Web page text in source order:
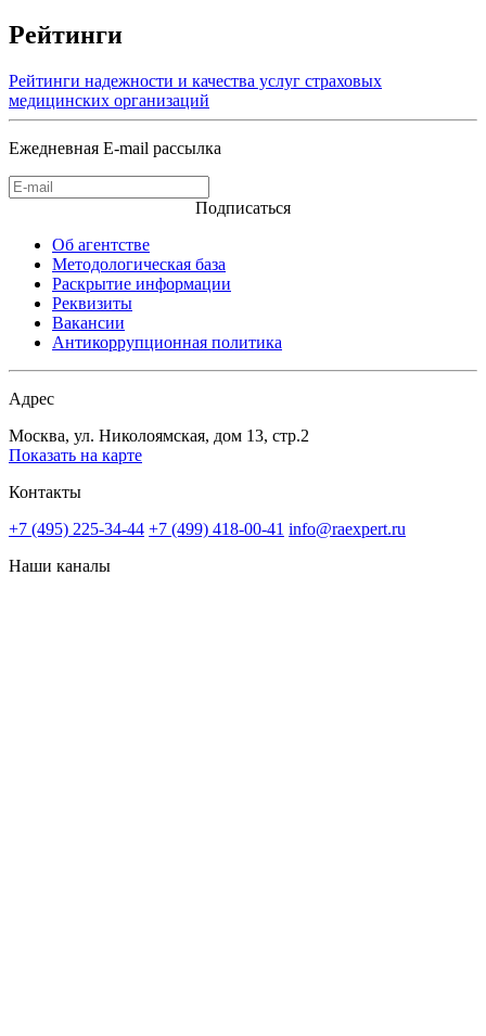
Рейтинги
Рейтинги надежности и качества услуг страховых
медицинских организаций
Ежедневная E-mail рассылка
Подписаться
Об агентстве
Методологическая база
Раскрытие информации
Реквизиты
Вакансии
Антикоррупционная политика
Адрес
Москва, ул. Николоямская, дом 13, стр.2
Показать на карте
Контакты
+7 (495) 225-34-44 +7 (499) 418-00-41 info@raexpert.ru
Наши каналы